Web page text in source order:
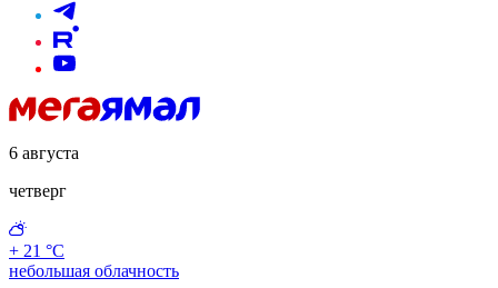
6 августа
четверг
+ 21 °С
небольшая облачность